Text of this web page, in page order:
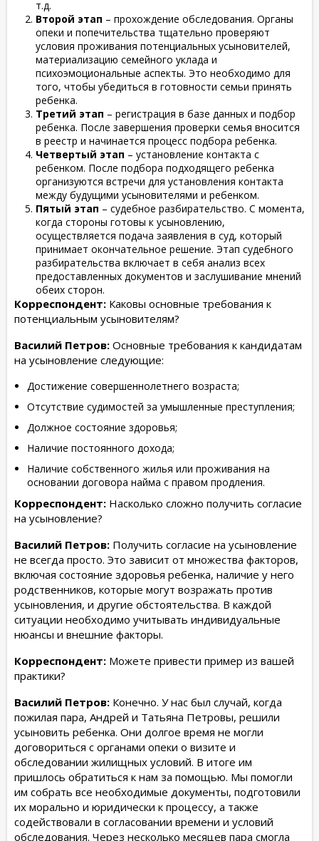
т.д.
Второй этап – прохождение обследования. Органы
опеки и попечительства тщательно проверяют
условия проживания потенциальных усыновителей,
материализацию семейного уклада и
психоэмоциональные аспекты. Это необходимо для
того, чтобы убедиться в готовности семьи принять
ребенка.
Третий этап – регистрация в базе данных и подбор
ребенка. После завершения проверки семья вносится
в реестр и начинается процесс подбора ребенка.
Четвертый этап – установление контакта с
ребенком. После подбора подходящего ребенка
организуются встречи для установления контакта
между будущими усыновителями и ребенком.
Пятый этап – судебное разбирательство. С момента,
когда стороны готовы к усыновлению,
осуществляется подача заявления в суд, который
принимает окончательное решение. Этап судебного
разбирательства включает в себя анализ всех
предоставленных документов и заслушивание мнений
обеих сторон.
Корреспондент: Каковы основные требования к
потенциальным усыновителям?
Василий Петров: Основные требования к кандидатам
на усыновление следующие:
Достижение совершеннолетнего возраста;
Отсутствие судимостей за умышленные преступления;
Должное состояние здоровья;
Наличие постоянного дохода;
Наличие собственного жилья или проживания на
основании договора найма с правом продления.
Корреспондент: Насколько сложно получить согласие
на усыновление?
Василий Петров: Получить согласие на усыновление
не всегда просто. Это зависит от множества факторов,
включая состояние здоровья ребенка, наличие у него
родственников, которые могут возражать против
усыновления, и другие обстоятельства. В каждой
ситуации необходимо учитывать индивидуальные
нюансы и внешние факторы.
Корреспондент: Можете привести пример из вашей
практики?
Василий Петров: Конечно. У нас был случай, когда
пожилая пара, Андрей и Татьяна Петровы, решили
усыновить ребенка. Они долгое время не могли
договориться с органами опеки о визите и
обследовании жилищных условий. В итоге им
пришлось обратиться к нам за помощью. Мы помогли
им собрать все необходимые документы, подготовили
их морально и юридически к процессу, а также
содействовали в согласовании времени и условий
обследования. Через несколько месяцев пара смогла